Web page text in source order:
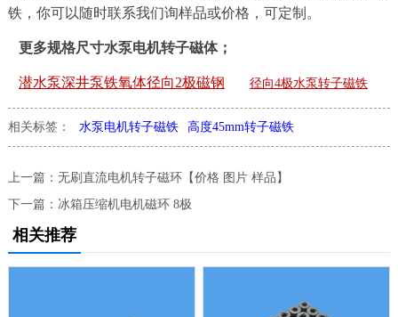
铁，你可以随时联系我们询样品或价格，可定制。
更多规格尺寸水泵电机转子磁体；
潜水泵深井泵铁氧体径向2极磁钢 径向4极水泵转子磁铁
相关标签： 水泵电机转子磁铁 高度45mm转子磁铁
上一篇： 无刷直流电机转子磁环【价格 图片 样品】
下一篇： 冰箱压缩机电机磁环 8极
相关推荐